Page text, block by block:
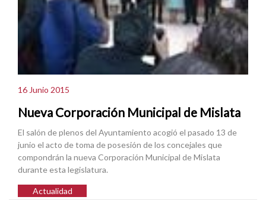
16 Junio 2015
Nueva Corporación Municipal de Mislata
El salón de plenos del Ayuntamiento acogió el pasado 13 de
junio el acto de toma de posesión de los concejales que
compondrán la nueva Corporación Municipal de Mislata
durante esta legislatura.
Actualidad